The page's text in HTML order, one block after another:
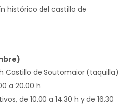
histórico del castillo de
h Castillo de Soutomaior (taquilla)
a 20.00 h
de 10.00 a 14.30 h y de 16.30